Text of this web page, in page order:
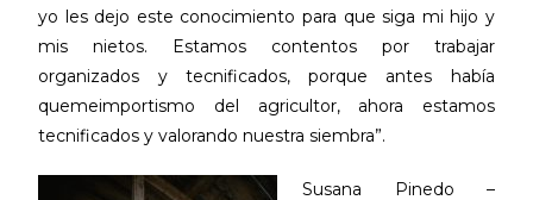
yo les dejo este conocimiento para que siga mi hijo y
mis nietos. Estamos contentos por trabajar
organizados y tecnificados, porque antes había
quemeimportismo del agricultor, ahora estamos
tecnificados y valorando nuestra siembra”.
Susana Pinedo –